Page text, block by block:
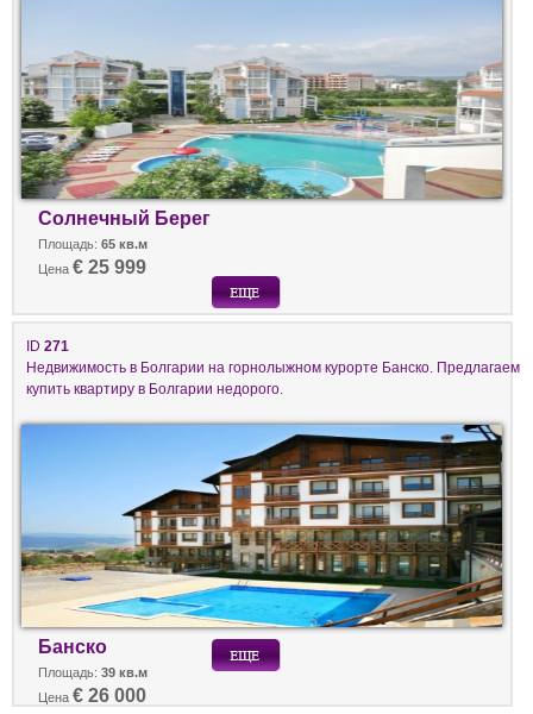
Солнечный Берег
Площадь: 65 кв.м
Цена € 25 999
ID 271
Недвижимость в Болгарии на горнолыжном курорте Банско. Предлагаем
купить квартиру в Болгарии недорого.
Банско
Площадь: 39 кв.м
Цена € 26 000